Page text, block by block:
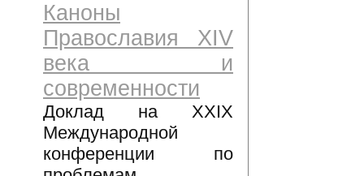
Каноны
Православия XIV
века и
современности
Доклад на XXIX
Международной
конференции по